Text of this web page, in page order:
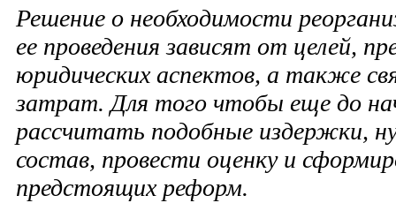
Решение о необходимости
ее проведения зависят от целей,
юридических аспектов, а также
затрат. Для того чтобы еще до
рассчитать подобные издержки,
состав, провести оценку и
предстоящих реформ.